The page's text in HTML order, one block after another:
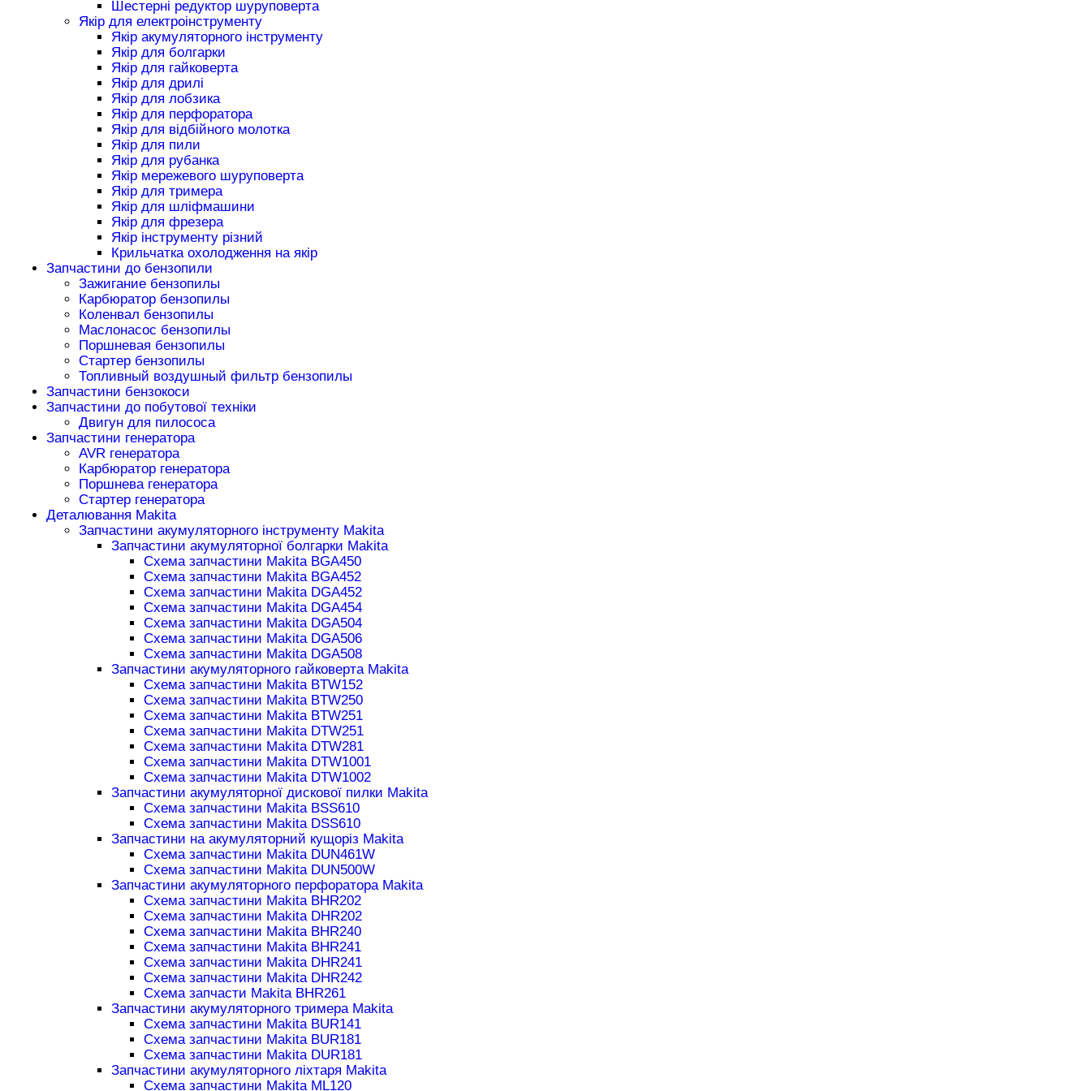
Шестерні редуктор шуруповерта
Якір для електроінструменту
Якір акумуляторного інструменту
Якір для болгарки
Якір для гайковерта
Якір для дрилі
Якір для лобзика
Якір для перфоратора
Якір для відбійного молотка
Якір для пили
Якір для рубанка
Якір мережевого шуруповерта
Якір для тримера
Якір для шліфмашини
Якір для фрезера
Якір інструменту різний
Крильчатка охолодження на якір
Запчастини до бензопили
Зажигание бензопилы
Карбюратор бензопилы
Коленвал бензопилы
Маслонасос бензопилы
Поршневая бензопилы
Стартер бензопилы
Топливный воздушный фильтр бензопилы
Запчастини бензокоси
Запчастини до побутової техніки
Двигун для пилососа
Запчастини генератора
AVR генератора
Карбюратор генератора
Поршнева генератора
Стартер генератора
Деталювання Makita
Запчастини акумуляторного інструменту Makita
Запчастини акумуляторної болгарки Makita
Схема запчастини Makita BGA450
Схема запчастини Makita BGA452
Схема запчастини Makita DGA452
Схема запчастини Makita DGA454
Схема запчастини Makita DGA504
Схема запчастини Makita DGA506
Схема запчастини Makita DGA508
Запчастини акумуляторного гайковерта Makita
Схема запчастини Makita BTW152
Схема запчастини Makita BTW250
Схема запчастини Makita BTW251
Схема запчастини Makita DTW251
Схема запчастини Makita DTW281
Схема запчастини Makita DTW1001
Схема запчастини Makita DTW1002
Запчастини акумуляторної дискової пилки Makita
Схема запчастини Makita BSS610
Схема запчастини Makita DSS610
Запчастини на акумуляторний кущоріз Makita
Схема запчастини Makita DUN461W
Схема запчастини Makita DUN500W
Запчастини акумуляторного перфоратора Makita
Схема запчастини Makita BHR202
Схема запчастини Makita DHR202
Схема запчастини Makita BHR240
Схема запчастини Makita BHR241
Схема запчастини Makita DHR241
Схема запчастини Makita DHR242
Схема запчасти Makita BHR261
Запчастини акумуляторного тримера Makita
Схема запчастини Makita BUR141
Схема запчастини Makita BUR181
Схема запчастини Makita DUR181
Запчастини акумуляторного ліхтаря Makita
Схема запчастини Makita ML120